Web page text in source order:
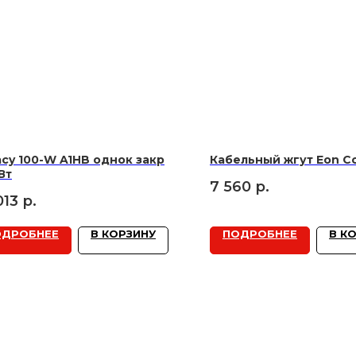
100-W A1HB однок закр
р.
В КОРЗИНУ
Кабельный жгут Eon
7 560 р.
ПОДРОБНЕЕ В